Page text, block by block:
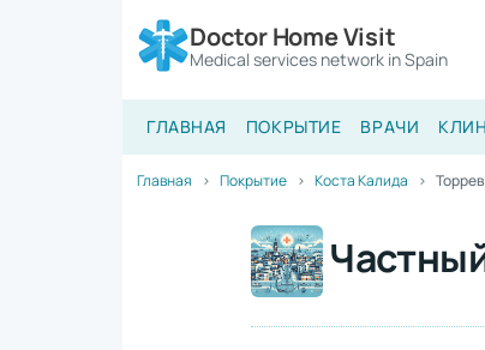
Doctor Home Visit
Medical services network in Spain
ГЛАВНАЯ ПОКРЫТИЕ ВРАЧИ
Главная Покрытие Коста Калида